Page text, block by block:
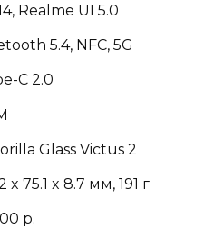
Realme UI 5.0
5.4, NFC, 5G
C 2.0
Glass Victus 2
75.1 x 8.7 мм, 191 г
р.